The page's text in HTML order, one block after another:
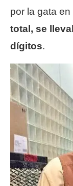
por la gata
total, se
dígitos.